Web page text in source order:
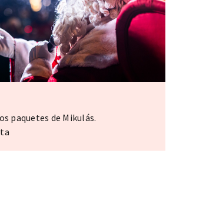
paquetes de Mikulás.